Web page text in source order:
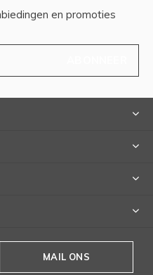
en promoties
MAIL ONS